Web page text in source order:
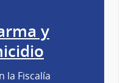
y
la Fiscalía